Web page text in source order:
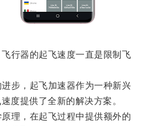
器的起飞速度一直是限制飞
，起飞加速器作为一种新兴
度提供了全新的解决方案。
，在起飞过程中提供额外的